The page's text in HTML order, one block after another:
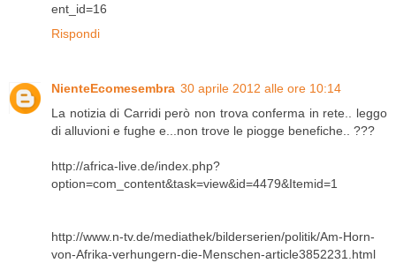
ent_id=16
Rispondi
NienteEcomesembra 30 aprile 2012 alle ore 10:14
La notizia di Carridi però non trova conferma in rete.. leggo
di alluvioni e fughe e...non trove le piogge benefiche.. ???
http://africa-live.de/index.php?
option=com_content&task=view&id=4479&Itemid=1
http://www.n-tv.de/mediathek/bilderserien/politik/Am-Horn-
von-Afrika-verhungern-die-Menschen-article3852231.html